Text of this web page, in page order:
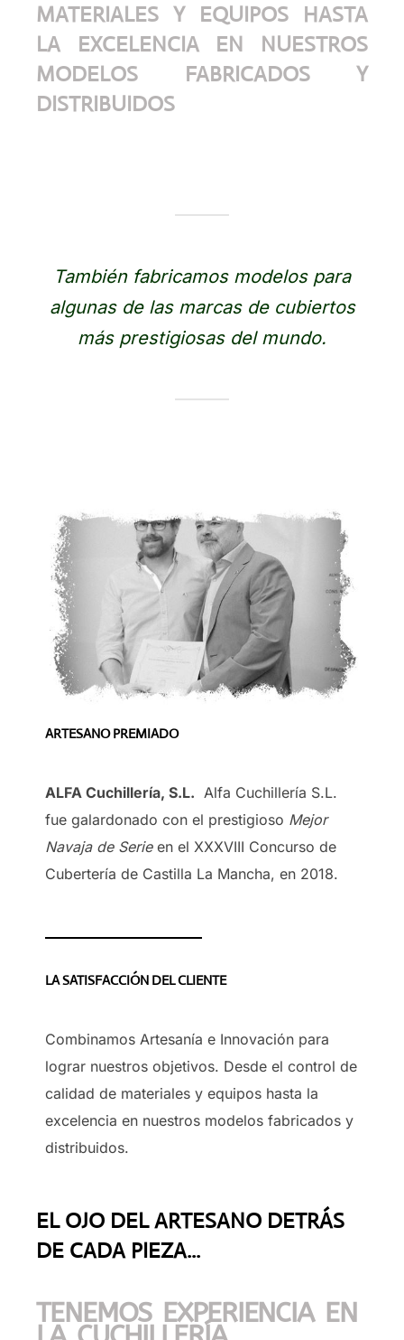
MATERIALES Y EQUIPOS HASTA
LA EXCELENCIA EN NUESTROS
MODELOS FABRICADOS Y
DISTRIBUIDOS
También fabricamos modelos para
algunas de las marcas de cubiertos
más prestigiosas del mundo.
ARTESANO PREMIADO
ALFA Cuchillería, S.L. Alfa Cuchillería S.L.
fue galardonado con el prestigioso Mejor
Navaja de Serieen el XXXVIII Concurso de
Cubertería de Castilla La Mancha, en 2018.
LA SATISFACCIÓN DEL CLIENTE
Combinamos Artesanía e Innovación para
lograr nuestros objetivos. Desde el control de
calidad de materiales y equipos hasta la
excelencia en nuestros modelos fabricados y
distribuidos.
EL OJO DEL ARTESANO DETRÁS
DE CADA PIEZA...
TENEMOS EXPERIENCIA EN